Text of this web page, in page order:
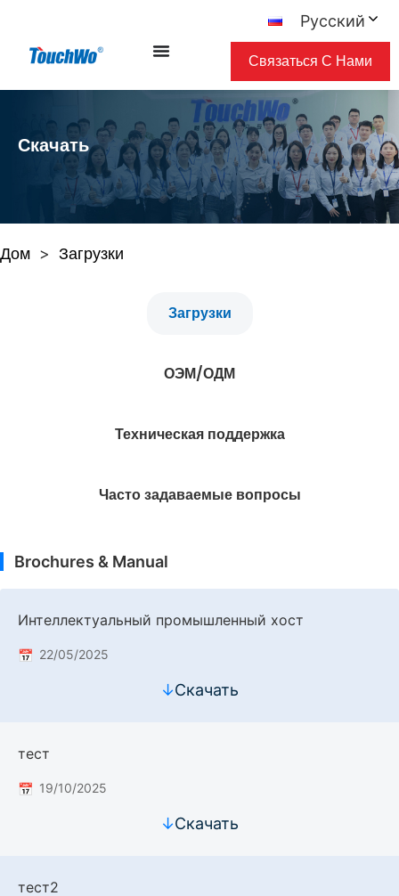
Русский
Связаться С Нами
Скачать
Дом > Загрузки
Загрузки
ОЭМ/ОДМ
Техническая поддержка
Часто задаваемые вопросы
Brochures & Manual
Интеллектуальный промышленный хост
22/05/2025
↓Скачать
тест
19/10/2025
↓Скачать
тест2